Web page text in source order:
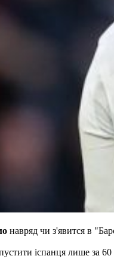
навряд чи з'явится в
іспанця лише за 60